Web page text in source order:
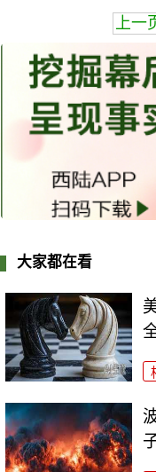
上一
大家都在看